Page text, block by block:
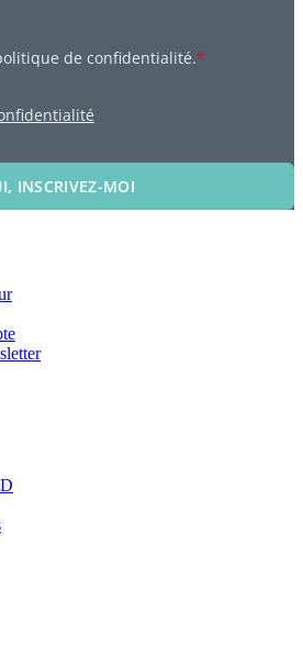
de confidentialité.*
INSCRIVEZ-MOI